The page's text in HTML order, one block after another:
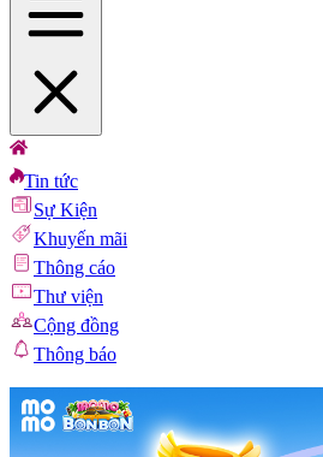
Tin tức
Sự Kiện
Khuyến mãi
Thông cáo
Thư viện
Cộng đồng
Thông báo